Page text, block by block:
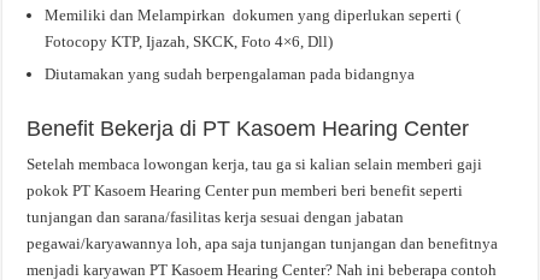
Memiliki dan Melampirkan dokumen yang diperlukan seperti (
Fotocopy KTP, Ijazah, SKCK, Foto 4×6, Dll)
Diutamakan yang sudah berpengalaman pada bidangnya
Benefit Bekerja di PT Kasoem Hearing Center
Setelah membaca lowongan kerja, tau ga si kalian selain memberi gaji
pokok PT Kasoem Hearing Center pun memberi beri benefit seperti
tunjangan dan sarana/fasilitas kerja sesuai dengan jabatan
pegawai/karyawannya loh, apa saja tunjangan tunjangan dan benefitnya
menjadi karyawan PT Kasoem Hearing Center? Nah ini beberapa contoh